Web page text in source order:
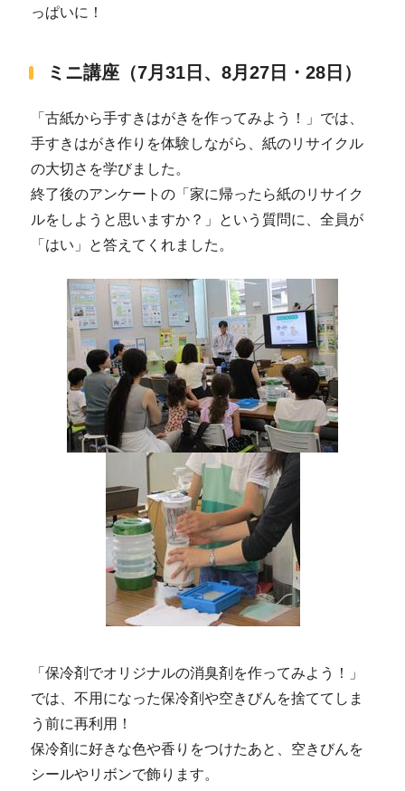
っぱいに！
ミニ講座（7月31日、8月27日・28日）
「古紙から手すきはがきを作ってみよう！」では、
手すきはがき作りを体験しながら、紙のリサイクル
の大切さを学びました。
終了後のアンケートの「家に帰ったら紙のリサイク
ルをしようと思いますか？」という質問に、全員が
「はい」と答えてくれました。
「保冷剤でオリジナルの消臭剤を作ってみよう！」
では、不用になった保冷剤や空きびんを捨ててしま
う前に再利用！
保冷剤に好きな色や香りをつけたあと、空きびんを
シールやリボンで飾ります。